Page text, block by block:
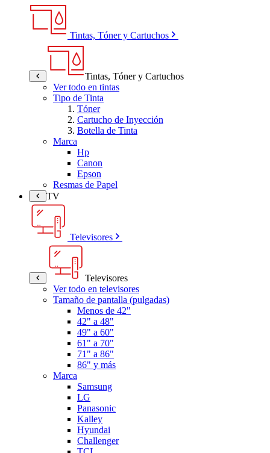
Tintas, Tóner y Cartuchos
Tintas, Tóner y Cartuchos
Ver todo en tintas
Tipo de Tinta
Tóner
Cartucho de Inyección
Botella de Tinta
Marca
Hp
Canon
Epson
Resmas de Papel
TV
Televisores
Televisores
Ver todo en televisores
Tamaño de pantalla (pulgadas)
Menos de 42"
42" a 48"
49" a 60"
61" a 70"
71" a 86"
86" y más
Marca
Samsung
LG
Panasonic
Kalley
Hyundai
Challenger